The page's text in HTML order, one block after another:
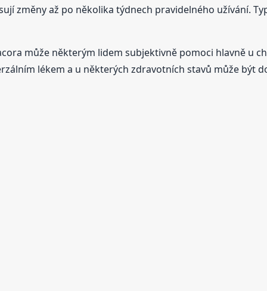
změny až po několika týdnech pravidelného užívání.
může některým lidem subjektivně pomoci hlavně u
lékem a u některých zdravotních stavů může být